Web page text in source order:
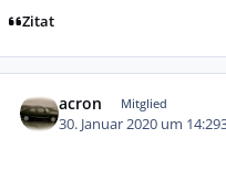
Zitat
acron Mitglied
30. Januar 2020 um 14:29